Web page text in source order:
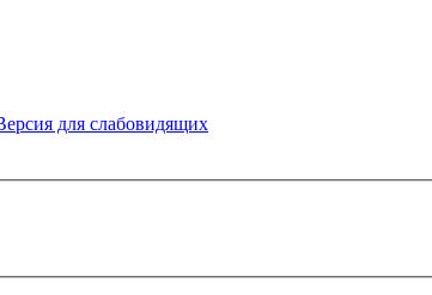
для слабовидящих